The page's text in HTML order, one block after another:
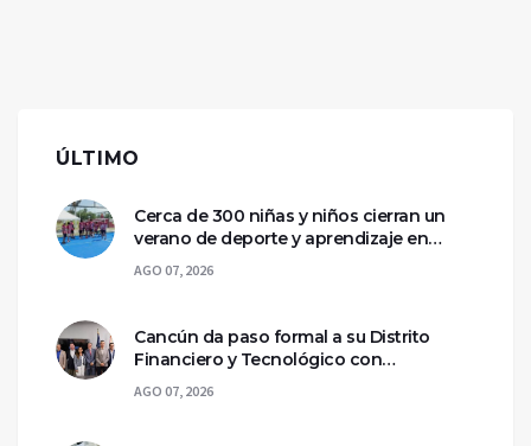
ÚLTIMO
Cerca de 300 niñas y niños cierran un
verano de deporte y aprendizaje en
Chetumal
AGO 07, 2026
Cancún da paso formal a su Distrito
Financiero y Tecnológico con
declaratoria federal
AGO 07, 2026